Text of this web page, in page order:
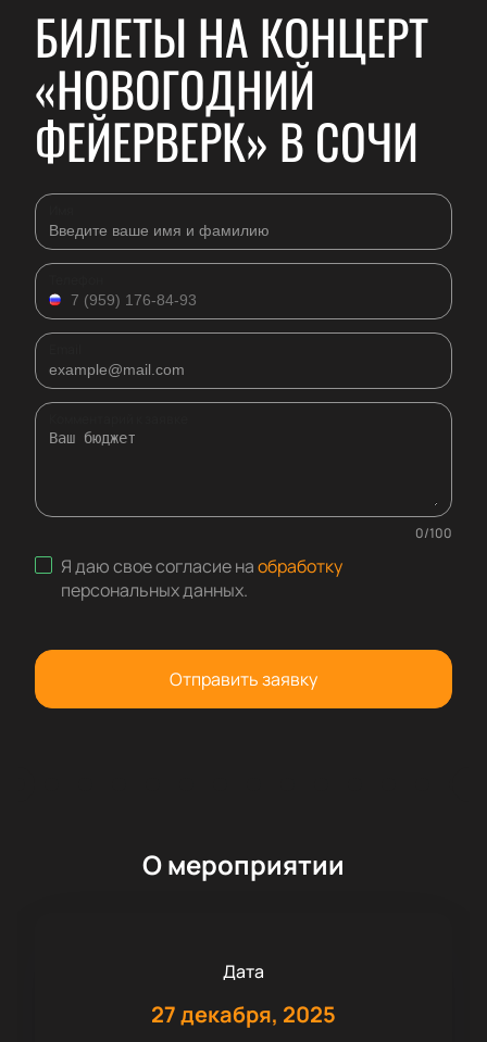
БИЛЕТЫ НА КОНЦЕРТ
«НОВОГОДНИЙ
ФЕЙЕРВЕРК» В СОЧИ
0/100
Я даю свое согласие наобработку
персональных данных.
Отправить заявку
О мероприятии
Дата
27 декабря, 2025